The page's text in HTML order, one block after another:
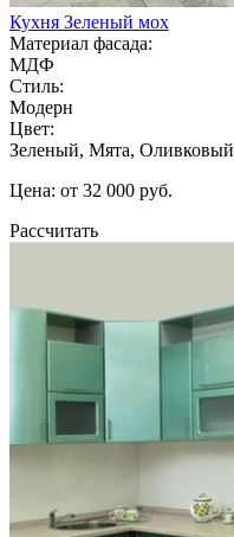
Кухня Зеленый мох
Материал фасада:
МДФ
Стиль:
Модерн
Цвет:
Зеленый, Мята, Оливковый
Цена: от 32 000 руб.
Рассчитать